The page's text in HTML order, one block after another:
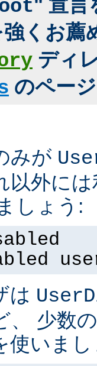
" 宣言
くお薦
ディ
のペー
みが
以外に
しょう:
は
、 少数
使いま